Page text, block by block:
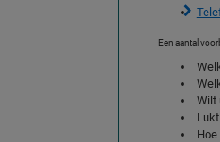
Een aantal
Wilt